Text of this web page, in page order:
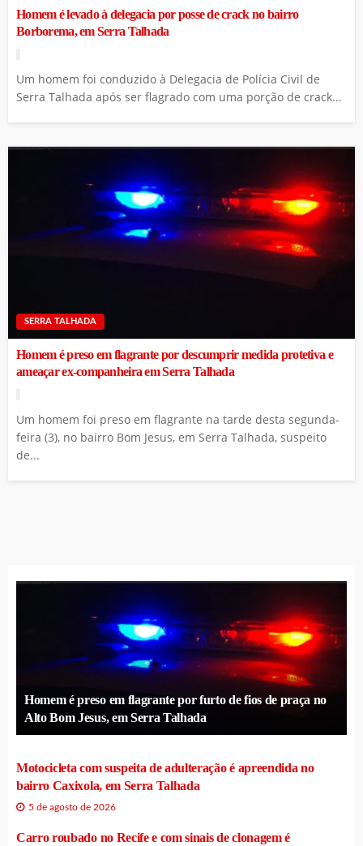
Homem é levado à delegacia por posse de crack no bairro
Borborema, em Serra Talhada
Um homem foi conduzido à Delegacia de Polícia Civil de
Serra Talhada após ser flagrado com uma porção de crack...
SERRA TALHADA
Homem é preso em flagrante por descumprir medida protetiva e
ameaçar ex-companheira em Serra Talhada
Um homem foi preso em flagrante na tarde desta segunda-
feira (3), no bairro Bom Jesus, em Serra Talhada, suspeito
de...
Homem é preso em flagrante por furto de fios de praça no
Alto Bom Jesus, em Serra Talhada
Motocicleta com suspeita de adulteração é apreendida no
bairro Caxixola, em Serra Talhada
5 de agosto de 2026
Carro roubado no Recife e com sinais de clonagem é